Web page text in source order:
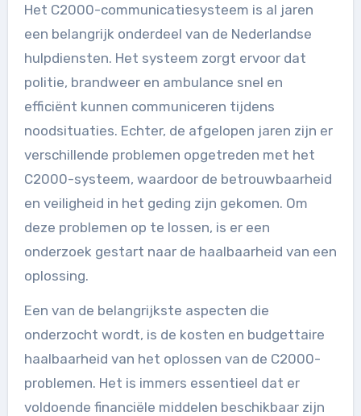
Het C2000-communicatiesysteem is al jaren
een belangrijk onderdeel van de Nederlandse
hulpdiensten. Het systeem zorgt ervoor dat
politie, brandweer en ambulance snel en
efficiënt kunnen communiceren tijdens
noodsituaties. Echter, de afgelopen jaren zijn er
verschillende problemen opgetreden met het
C2000-systeem, waardoor de betrouwbaarheid
en veiligheid in het geding zijn gekomen. Om
deze problemen op te lossen, is er een
onderzoek gestart naar de haalbaarheid van een
oplossing.
Een van de belangrijkste aspecten die
onderzocht wordt, is de kosten en budgettaire
haalbaarheid van het oplossen van de C2000-
problemen. Het is immers essentieel dat er
voldoende financiële middelen beschikbaar zijn